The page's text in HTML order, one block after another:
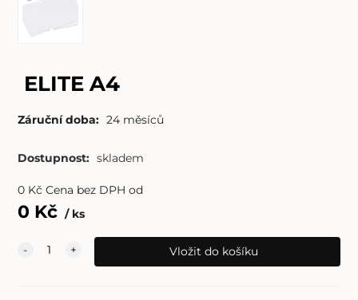
ELITE A4
Záruční doba: 24 měsíců
Dostupnost: skladem
0Kč Cena bez DPH od
0 Kč ks